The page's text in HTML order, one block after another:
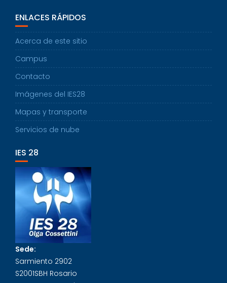
ENLACES RÁPIDOS
Acerca de este sitio
Campus
Contacto
Imágenes del IES28
Mapas y transporte
Servicios de nube
IES 28
Sede:
Sarmiento 2902
S2001SBH Rosario